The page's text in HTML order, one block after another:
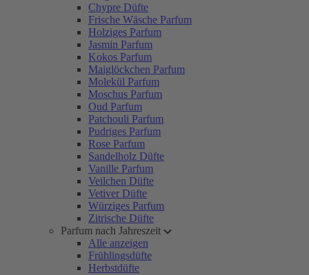
Chypre Düfte
Frische Wäsche Parfum
Holziges Parfum
Jasmin Parfum
Kokos Parfum
Maiglöckchen Parfum
Molekül Parfum
Moschus Parfum
Oud Parfum
Patchouli Parfum
Pudriges Parfum
Rose Parfum
Sandelholz Düfte
Vanille Parfum
Veilchen Düfte
Vetiver Düfte
Würziges Parfum
Zitrische Düfte
Parfum nach Jahreszeit
Alle anzeigen
Frühlingsdüfte
Herbstdüfte